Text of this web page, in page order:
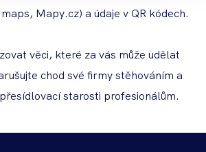
Mapy.cz) a údaje v QR kódech.
věci, které za vás může udělat
chod své firmy stěhováním a
starosti profesionálům.